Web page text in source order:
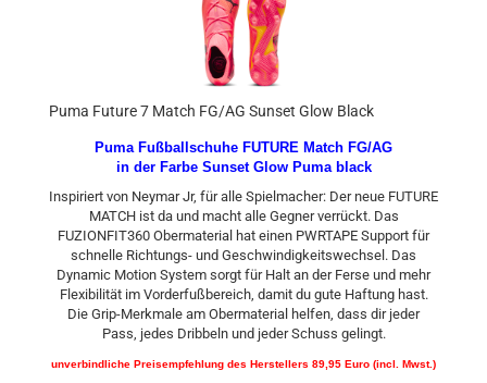
Puma Future 7 Match FG/AG Sunset Glow Black
Puma Fußballschuhe FUTURE Match FG/AG
in der Farbe Sunset Glow Puma black
Inspiriert von Neymar Jr, für alle Spielmacher: Der neue FUTURE
MATCH ist da und macht alle Gegner verrückt. Das
FUZIONFIT360 Obermaterial hat einen PWRTAPE Support für
schnelle Richtungs- und Geschwindigkeitswechsel. Das
Dynamic Motion System sorgt für Halt an der Ferse und mehr
Flexibilität im Vorderfußbereich, damit du gute Haftung hast.
Die Grip-Merkmale am Obermaterial helfen, dass dir jeder
Pass, jedes Dribbeln und jeder Schuss gelingt.
unverbindliche Preisempfehlung des Herstellers 89,95 Euro (incl. Mwst.)